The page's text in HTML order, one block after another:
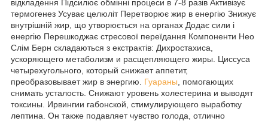
відкладення Підсилює обмінні процеси в 7-8 разів Активізує
термогенез Усуває целюліт Перетворює жир в енергію Знижує
внутрішній жир, що утворюється на органах Додає сили і
енергію Перешкоджає стресової переїдання Компоненти Нео
Слім Берн складаються з екстрактів: Дихростахиса,
ускоряющего метаболизм и расщепляющего жиры. Циссуса
четырехугольного, который снижает аппетит,
преобразовывает жир в энергию. Гуараны , помогающих
снимать усталость. Снижают уровень холестерина и выводят
токсины. Ирвингии габонской, стимулирующего выработку
лептина. Он также подавляет чувство голода, отлично